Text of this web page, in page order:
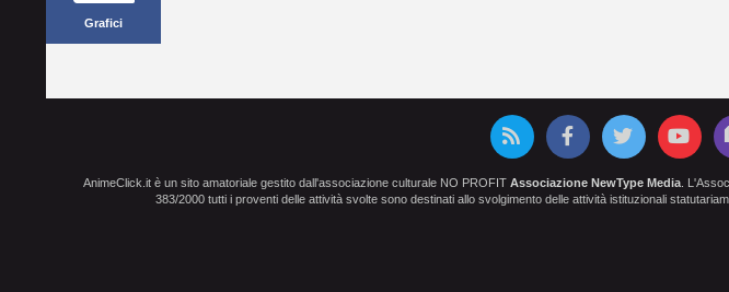
Grafici
AnimeClick.it è un sito amatoriale gestito dall'associazione culturale NO PROFIT Associazione NewType Media.
383/2000 tutti i proventi delle attività svolte sono destinati allo svolgimento delle attività istituzionali